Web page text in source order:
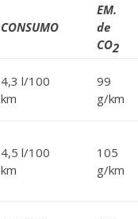
CONSUMO
EM.
de
CO2
4,3 l/100
km
99
g/km
4,5 l/100
km
105
g/km